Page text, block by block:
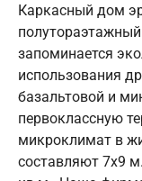
Каркасный дом
запоминается
использования
базальтовой и
первоклассную
микроклимат в
составляют 7х9